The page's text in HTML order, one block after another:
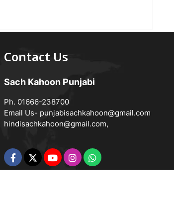
Contact Us
Sach Kahoon Punjabi
Ph. 01666-238700
Email Us- punjabisachkahoon@gmail.com
hindisachkahoon@gmail.com,